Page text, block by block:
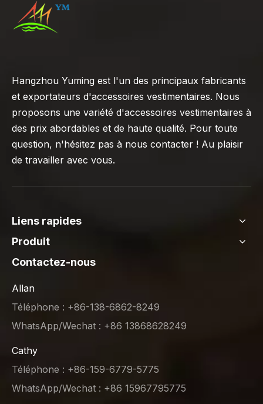
Hangzhou Yuming est l'un des principaux fabricants
et exportateurs d'accessoires vestimentaires. Nous
proposons une variété d'accessoires vestimentaires à
des prix abordables et de haute qualité. Pour toute
question, n'hésitez pas à nous contacter ! Au plaisir
de travailler avec vous.
Liens rapides
Produit
Contactez-nous
Allan
Téléphone : +86-138-6862-8249
WhatsApp/Wechat : +86 13868628249
Cathy
Téléphone : +86-159-6779-5775
WhatsApp/Wechat : +86 15967795775